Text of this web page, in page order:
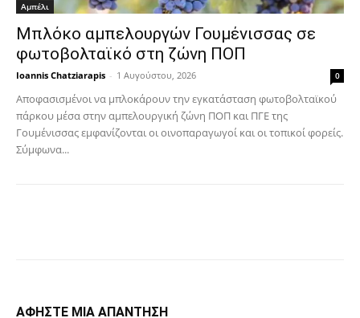
Αμπέλι
Μπλόκο αμπελουργών Γουμένισσας σε
φωτοβολταϊκό στη ζώνη ΠΟΠ
Ioannis Chatziarapis - 1 Αυγούστου, 2026 0
Αποφασισμένοι να μπλοκάρουν την εγκατάσταση φωτοβολταϊκού
πάρκου μέσα στην αμπελουργική ζώνη ΠΟΠ και ΠΓΕ της
Γουμένισσας εμφανίζονται οι οινοπαραγωγοί και οι τοπικοί φορείς.
Σύμφωνα...
ΑΦΗΣΤΕ ΜΙΑ ΑΠΑΝΤΗΣΗ